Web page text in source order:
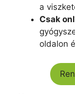
a
Csak
oldalon